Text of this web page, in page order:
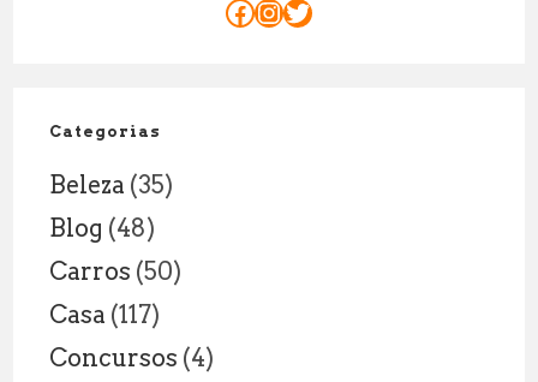
Facebook
Instagram
Twitter
Categorias
Beleza (35)
Blog (48)
Carros (50)
Casa (117)
Concursos (4)